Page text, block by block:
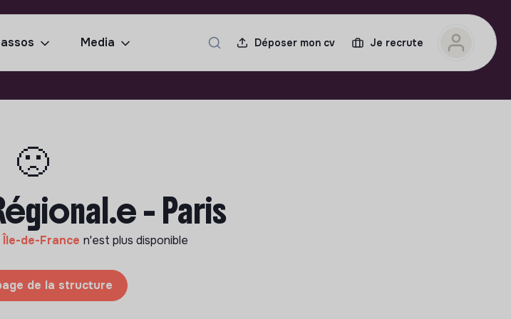
Media Déposer mon cv Je recrute
🙁
- Paris
de-France n'est plus disponible
de la structure